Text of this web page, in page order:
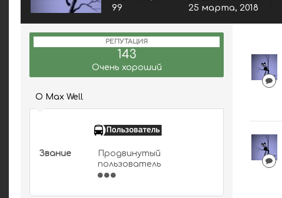
99 25 марта, 2018
РЕПУТАЦИЯ
143
Очень хороший
О Max Well
Звание
Продвинутый
пользователь